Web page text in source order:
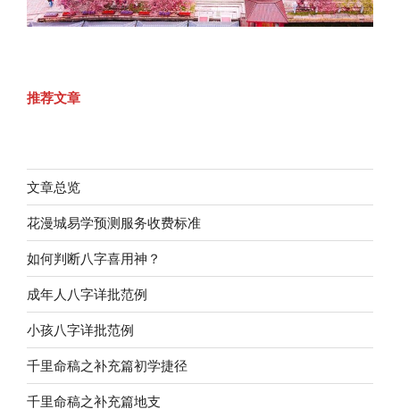
推荐文章
文章总览
花漫城易学预测服务收费标准
如何判断八字喜用神？
成年人八字详批范例
小孩八字详批范例
千里命稿之补充篇初学捷径
千里命稿之补充篇地支